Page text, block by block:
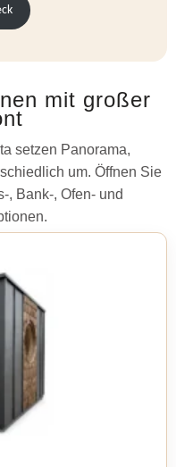
mit großer
setzen Panorama,
um. Öffnen Sie
, Bank-, Ofen- und